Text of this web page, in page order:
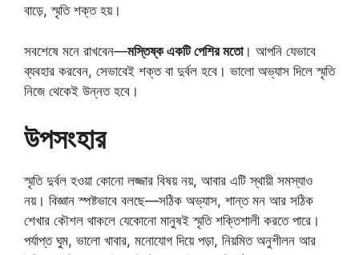
বাড়ে, স্মৃতি শক্ত হয়।
সবশেষে মনে রাখবেন—মস্তিষ্ক একটি পেশির মতো। আপনি যেভাবে
ব্যবহার করবেন, সেভাবেই শক্ত বা দুর্বল হবে। ভালো অভ্যাস দিলে স্মৃতি
নিজে থেকেই উন্নত হবে।
উপসংহার
স্মৃতি দুর্বল হওয়া কোনো লজ্জার বিষয় নয়, আবার এটি স্থায়ী সমস্যাও
নয়। বিজ্ঞান স্পষ্টভাবে বলছে—সঠিক অভ্যাস, শান্ত মন আর সঠিক
শেখার কৌশল থাকলে যেকোনো মানুষই স্মৃতি শক্তিশালী করতে পারে।
পর্যাপ্ত ঘুম, ভালো খাবার, মনোযোগ দিয়ে পড়া, নিয়মিত অনুশীলন আর